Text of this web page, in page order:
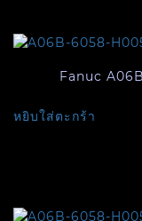
Fanuc
หยิบใส่ตะกร้า